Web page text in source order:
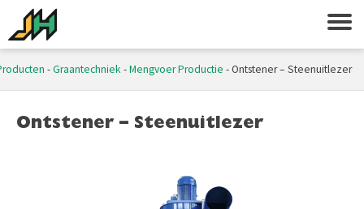
-Graantechniek-Mengvoer Productie -Ontstener – Steenuitlezer
Ontstener – Steenuitlezer